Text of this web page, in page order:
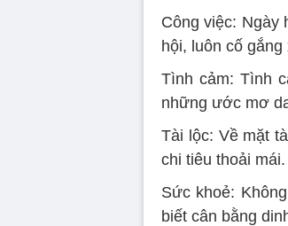
Công việc: Ngày
hội, luôn cố
Tình cảm: Tình
những ước mơ
Tài lộc: Về mặt
chi tiêu thoải mái.
Sức khoẻ:
biết cân bằng